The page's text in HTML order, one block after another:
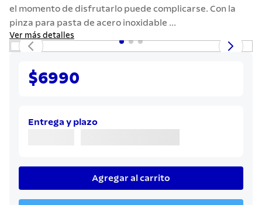
el momento de disfrutarlo puede complicarse. Con la
pinza para pasta de acero inoxidable ...
Ver más detalles
$6990
Entrega y plazo
Agregar al carrito
6.
grano
442
solar
cuchillo